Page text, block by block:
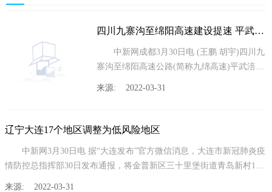
四川九寨沟至绵阳高速建设提速 平武涪江特大桥主桥顺利合龙
中新网成都3月30日电 (王鹏 胡宇)四川九
寨沟至绵阳高速公路(简称九绵高速)平武涪江
特大桥主桥30日顺利合龙，标志着九绵高速建
来源: 2022-03-31
辽宁大连17个地区调整为低风险地区
中新网3月30日电 据“大连发布”官方微信消息，大连市新冠肺炎疫
情防控总指挥部30日发布通报，将金普新区三十里堡街道青岛新村10
号楼
来源: 2022-03-31